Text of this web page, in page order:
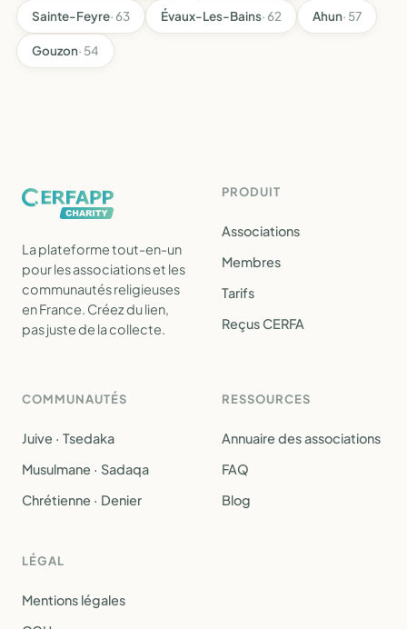
Sainte-Feyre· 63 Évaux-Les-Bains· 62 Ahun· 57
Gouzon· 54
La plateforme tout-en-un
pour les associations et les
communautés religieuses
en France. Créez du lien,
pas juste de la collecte.
PRODUIT
Associations
Membres
Tarifs
Reçus CERFA
COMMUNAUTÉS
Juive · Tsedaka
Musulmane · Sadaqa
Chrétienne · Denier
RESSOURCES
Annuaire des associations
FAQ
Blog
LÉGAL
Mentions légales